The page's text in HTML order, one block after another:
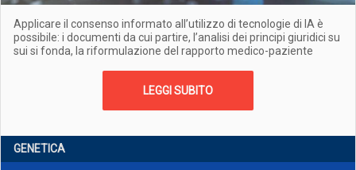
Applicare il consenso informato all’utilizzo di tecnologie di IA è
possibile: i documenti da cui partire, l’analisi dei principi giuridici su
sui si fonda, la riformulazione del rapporto medico-paziente
LEGGI SUBITO
GENETICA